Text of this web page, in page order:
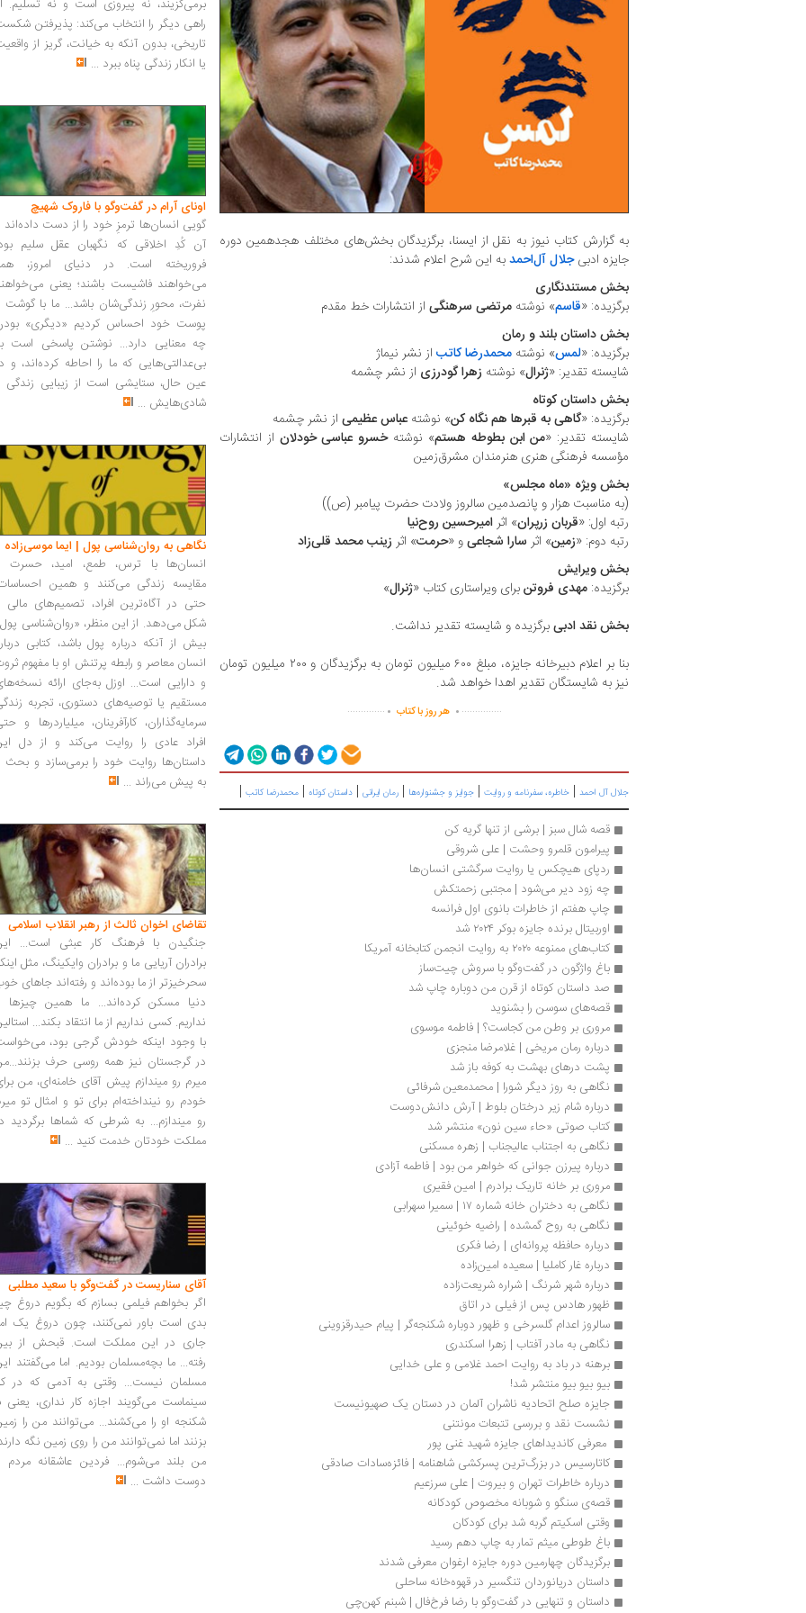
به گزارش کتاب نیوز به نقل از ایسنا، برگزیدگان بخش‌های مختلف هجدهمین دوره
جایزه ادبیجلال آل‌احمدبه این شرح اعلام شدند:
بخش مستندنگاری
برگزیده: «قاسم» نوشته مرتضی سرهنگی از انتشارات خط مقدم
بخش داستان بلند و رمان
برگزیده: «لمس» نوشته محمدرضا کاتب از نشر نیماژ
شایسته تقدیر: «ژنرال» نوشته زهرا گودرزی از نشر چشمه
بخش داستان کوتاه
برگزیده: «گاهی به قبرها هم نگاه کن» نوشته عباس عظیمی از نشر چشمه
شایسته تقدیر: «من ابن بطوطه هستم» نوشتهخسرو عباسی خودلان از انتشارات
مؤسسه فرهنگی هنری هنرمندان مشرق‌زمین
بخش ویژه «ماه مجلس»
(به مناسبت هزار و پانصدمین سالروز ولادت حضرت پیامبر (ص))
رتبه اول: «قربان زرپران» اثرامیرحسین روح‌نیا
رتبه دوم: «زمین» اثر سارا شجاعیو «حرمت» اثر زینب محمد قلی‌زاد
بخش ویرایش
برگزیده: مهدی فروتنبرای ویراستاری کتاب «ژنرال»
بخش نقد ادبیبرگزیده و شایسته تقدیر نداشت.
بنا بر اعلام دبیرخانه جایزه، مبلغ ۶۰۰ میلیون تومان به برگزیدگان و ۲۰۰ میلیون تومان
نیز به شایستگان تقدیر اهدا خواهد شد.
...............
. هر روز با کتاب .
..............
جلال آل احمد | خاطره، سفرنامه‌ و روایت | جوایز و جشنواره‌ها | رمان ایرانی | داستان کوتاه | محمدرضا کاتب |
قصه شال سبز | برشی از تنها گریه کن
پیرامون قلمرو وحشت | علی شروقی
ردپای هیچکس یا روایت سرگشتی انسان‌ها
چه زود دیر می‌شود | مجتبی زحمتکش
چاپ هفتم از خاطرات بانوی اول فرانسه
اوربیتال برنده جایزه بوکر ۲۰۲۴ شد
کتاب‌های ممنوعه ۲۰۲۰ به روایت انجمن کتابخانه آمریکا
باغ واژگون در گفت‌وگو با سروش چیت‌ساز
صد داستان کوتاه از قرن من دوباره چاپ شد
قصه‌های سوسن را بشنوید
مروری بر وطن من کجاست؟ | فاطمه موسوی
درباره رمان مریخی | غلامرضا منجزی
پشت درهای بهشت به کوفه باز شد
نگاهی به روز دیگر شورا | محمدمعین شرفائی
درباره شام زیر درختان بلوط | آرش دانش‌دوست
کتاب صوتی «حاء سین نون» منتشر شد
نگاهی به اجتناب عالیجناب | زهره مسکنی
درباره پیرزن جوانی که خواهر من بود | فاطمه آزادی
مروری بر خانه تاریک برادرم | امین فقیری
نگاهی به دختران خانه‌ شماره‌ ۱۷ | سمیرا سهرابی
نگاهی به روح گمشده | راضیه خوئینی
درباره حافظه پروانه‌ای | رضا فکری
درباره غار کاملیا | سعیده امین‌زاده
درباره شهر شرنگ | شراره شریعت‌زاد‌‌‌ه
ظهور هادس پس از فیلی در اتاق
سالروز اعدام گلسرخی و ظهور دوباره شکنجه‌گر | پیام حیدرقزوینی
نگاهی به مادر آفتاب | زهرا اسکندری
برهنه در باد به‌ روایت احمد غلامی و علی خدایی
بیو بیو بیو منتشر شد!
جایزه صلح اتحادیه ناشران آلمان در دستان یک صهیونیست
نشست نقد و بررسی تتبعات مونتنی
معرفی کاندیداهای جایزه شهید غنی پور
کاتارسیس در بزرگ‌ترین پسرکشی شاهنامه | فائزه‌سادات صادقی
درباره خاطرات تهران و بیروت | علی سرزعیم
قصه‌ی سنگو و شوبانه مخصوص کودکانه
وقتی اسکیتم گربه شد برای کودکان
باغ طوطی میثم تمار به چاپ دهم رسید
برگزیدگان چهارمین دوره جایزه ارغوان معرفی شدند
داستان‌ دریانوردان تنگسیر در قهوه‌خانه ساحلی
داستان و تنهایی در گفت‌وگو با رضا فرخ‌فال | شبنم کهن‌چی
برمی‌گزیند، نه پیروزی است و نه تسلیم.
راهی دیگر را انتخاب می‌کند: پذیرفتن
تاریخی، بدون آنکه به خیانت، گریز از
یا انکار زندگی پناه ببرد ...
اونای آرام در گفت‌وگو با فاروک شهیچ‭
گویی انسان‌ها ترمزِ خود را از دست داده‌اند
آن کُدِ اخلاقی که نگهبان عقل سلیم
فروریخته است. در دنیای امروز،
می‌خواهند فاشیست باشند؛ یعنی
نفرت، محورِ زندگی‌شان باشد... ما با گوشت
پوست خود احساس کردیم «دیگری»
چه معنایی دارد... نوشتن پاسخی است
بی‌عدالتی‌هایی که ما را احاطه کرده‌اند، و
عین حال، ستایشی است از زیبایی زندگی
شادی‌هایش ...
نگاهی به روان‌شناسی پول | ایما موسی‌زاده
انسان‌ها با ترس، طمع، امید، حسرت
مقایسه زندگی می‌کنند و همین
حتی در آگاه‌ترین افراد، تصمیم‌های مالی
شکل می‌دهد. از این منظر، «روان‌شناسی
بیش از آنکه درباره پول باشد، کتابی
انسان معاصر و رابطه پرتنش او با مفهوم
و دارایی است... اوزل به‌جای ارائه
مستقیم یا توصیه‌های دستوری، تجربه
سرمایه‌گذاران، کارآفرینان، میلیاردرها و
افراد عادی را روایت می‌کند و از دل
داستان‌ها روایت خود را برمی‌سازد و بحث
به پیش می‌راند ...
تقاضای اخوان ثالث از رهبر انقلاب اسلامی
جنگیدن با فرهنگ کار عبثی است...
برادران آریایی ما و برادران وایکینگ، مثل
سحرخیزتر از ما بوده‌اند و رفته‌اند جاهای
دنیا مسکن کرده‌اند... ما همین چیزها
نداریم. کسی نداریم از ما انتقاد بکند...
با وجود اینکه خودش گرجی بود،
در گرجستان نیز همه روسی حرف
میرم رو میندازم پیش آقای خامنه‌ای، من
خودم رو نینداخته‌ام برای تو و امثال تو
رو میندازم... به شرطی که شماها برگردید
مملکت خودتان خدمت کنید ...
آقای سناریست در گفت‌وگو با سعید مطلبی
اگر بخواهم فیلمی بسازم که بگویم دروغ
بدی است باور نمی‌کنند، چون دروغ یک
جاری در این مملکت است. قبحش از
رفته... ما بچه‌مسلمان بودیم. اما می‌گفتند
مسلمان نیست... وقتی به آدمی که در
سینماست می‌گویند اجازه کار نداری، یعنی
شکنجه او را می‌کشند... می‌توانند من را
بزنند اما نمی‌توانند من را روی زمین نگه
من بلند می‌شوم... فردین عاشقانه مردم
دوست داشت ...